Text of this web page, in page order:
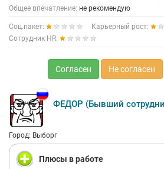
с будущими коллегами по офису (мне
и устроило), после повела в отдел
заполнила анкету и получила на руки
документам, которые должна принести
пока пойдет на рассмотрение в службу
На след день я получила звонок от
оформляться, по анкете все в порядке.
Я переезжаю в офис во второй раз, мы
СБ и пошли в кабинет.
С этого момента все было очень
весело. Я зашла в кабинет, там сидели
мужчина, на руках у одной было мое
вопросы, которые совершенно не
Общее впечатление: не рекомендую
Соц.пакет:
Карьерный рост:
Сотрудник HR:
Согласен Не согласен
ФЕДОР (Бывший
Город: Выборг
Плюсы в работе